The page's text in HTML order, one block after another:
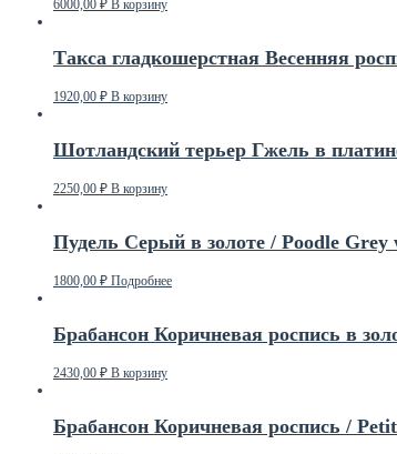
6000,00 ₽ В корзину
Такса гладкошерстная Весенняя
1920,00 ₽ В корзину
Шотландский терьер Гжель в
2250,00 ₽ В корзину
Пудель Серый в золоте / Poodle Grey
1800,00 ₽ Подробнее
Брабансон Коричневая роспись в
2430,00 ₽ В корзину
Брабансон Коричневая роспись /